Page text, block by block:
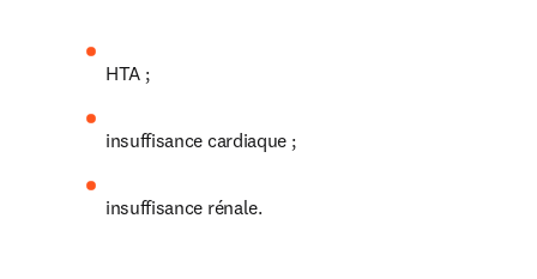
HTA ;
insuffisance cardiaque ;
insuffisance rénale.